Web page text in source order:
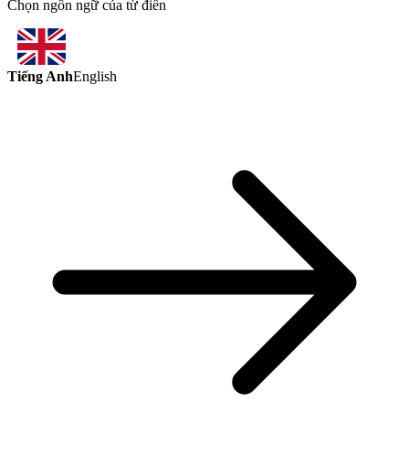
Chọn ngôn ngữ của từ điển
Tiếng AnhEnglish